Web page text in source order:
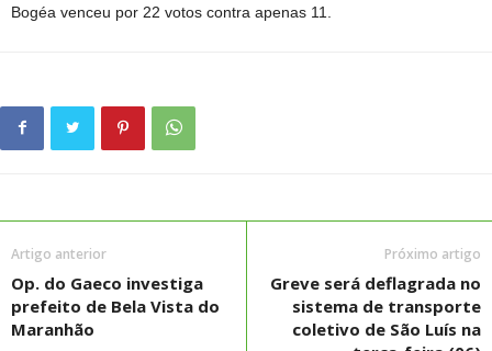
Bogéa venceu por 22 votos contra apenas 11.
Artigo anterior
Op. do Gaeco investiga
prefeito de Bela Vista do
Maranhão
Próximo artigo
Greve será deflagrada no
sistema de transporte
coletivo de São Luís na